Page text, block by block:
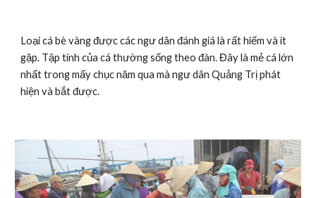
Loại cá bè vàng được các ngư dân đánh giá là rất hiếm và ít
gặp. Tập tính của cá thường sống theo đàn. Đây là mẻ cá lớn
nhất trong mấy chục năm qua mà ngư dân Quảng Trị phát
hiện và bắt được.